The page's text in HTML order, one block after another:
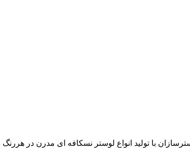
با تولید انواع لوستر نسکافه ای مدرن در